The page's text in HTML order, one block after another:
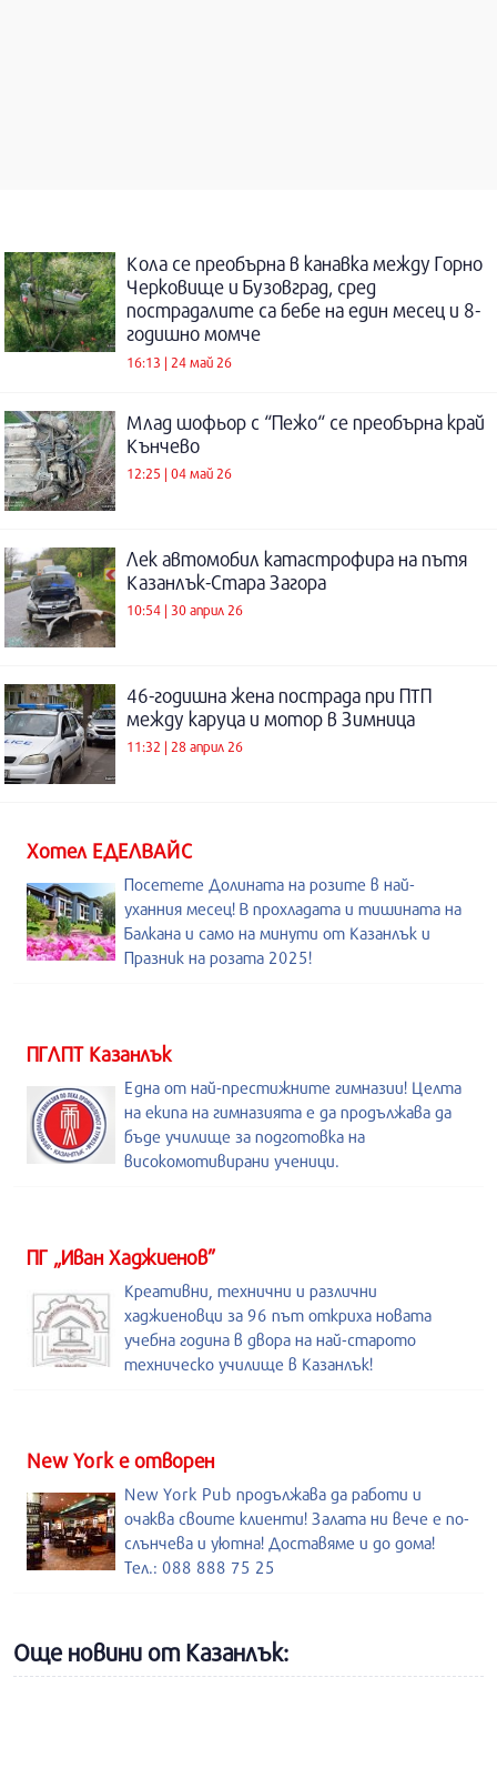
Кола се преобърна в канавка между Горно
Черковище и Бузовград, сред
пострадалите са бебе на един месец и 8-
годишно момче
16:13 | 24 май 26
Млад шофьор с “Пежо“ се преобърна край
Кънчево
12:25 | 04 май 26
Лек автомобил катастрофира на пътя
Казанлък-Стара Загора
10:54 | 30 април 26
46-годишна жена пострада при ПТП
между каруца и мотор в Зимница
11:32 | 28 април 26
Хотел ЕДЕЛВАЙС
Посетете Долината на розите в най-
уханния месец! В прохладата и тишината на
Балкана и само на минути от Казанлък и
Празник на розата 2025!
ПГЛПТ Казанлък
Една от най-престижните гимназии! Целта
на екипа на гимназията е да продължава да
бъде училище за подготовка на
високомотивирани ученици.
ПГ „Иван Хаджиенов”
Креативни, технични и различни
хаджиеновци за 96 път откриха новата
учебна година в двора на най-старото
техническо училище в Казанлък!
New York е отворен
New York Pub продължава да работи и
очаква своите клиенти! Залата ни вече е по-
слънчева и уютна! Доставяме и до дома!
Тел.: 088 888 75 25
Още новини от Казанлък: